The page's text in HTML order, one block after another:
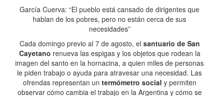
García Cuerva: “El pueblo está cansado de dirigentes que
hablan de los pobres, pero no están cerca de sus
necesidades”
Cada domingo previo al 7 de agosto, el santuario de San
Cayetano renueva las espigas y los objetos que rodean la
imagen del santo en la hornacina, a quien miles de personas
le piden trabajo o ayuda para atravesar una necesidad. Las
ofrendas representan un termómetro social y permiten
observar cómo cambia el trabajo en la Argentina y cómo se